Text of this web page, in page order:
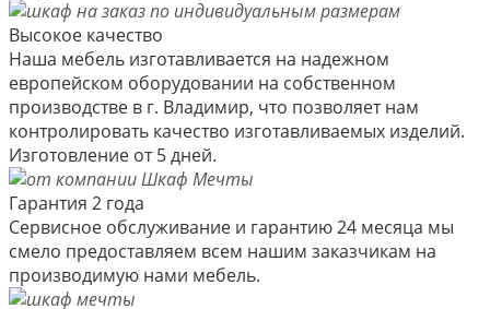
Высокое качество
Наша мебель изготавливается на надежном
европейском оборудовании на собственном
производстве в г. Владимир, что позволяет нам
контролировать качество изготавливаемых изделий.
Изготовление от 5 дней.
Гарантия 2 года
Сервисное обслуживание и гарантию 24 месяца мы
смело предоставляем всем нашим заказчикам на
производимую нами мебель.